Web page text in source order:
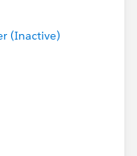
(Inactive)